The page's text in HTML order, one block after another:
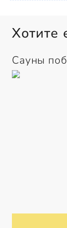
Хотите
Сауны